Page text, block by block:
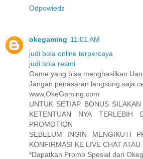
Odpowiedz
okegaming 11:01 AM
judi bola online terpercaya
judi bola resmi
Game yang bisa menghasilkan
Jangan penasaran langsung saja
www,OkeGaming,com
UNTUK SETIAP BONUS
KETENTUAN NYA
PROMOTION
SEBELUM INGIN MENGIKUTI
KONFIRMASI KE LIVE CHAT ATAU
*Dapatkan Promo Spesial dari